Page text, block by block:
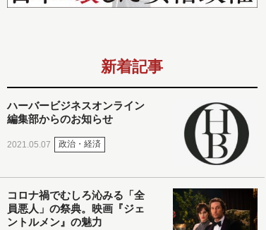
新着記事
ハーバービジネスオンライン
編集部からのお知らせ
2021.05.07 政治・経済
コロナ禍でむしろ沁みる「全
員悪人」の祭典。映画『ジェ
ントルメン』の魅力